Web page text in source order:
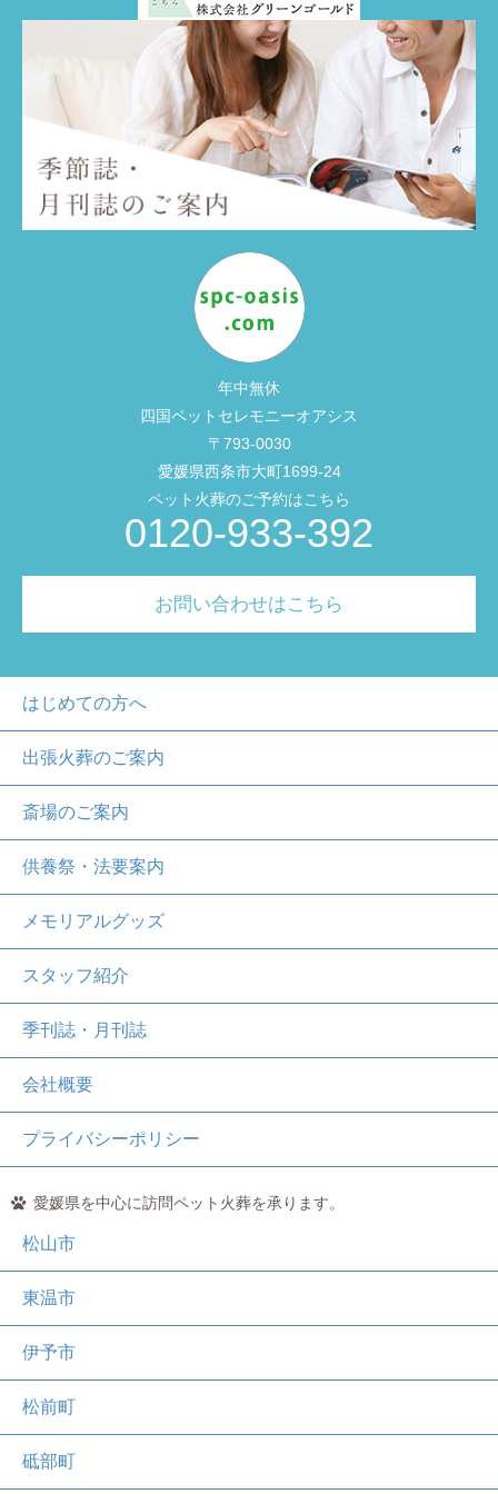
年中無休
四国ペットセレモニーオアシス
〒793-0030
愛媛県西条市大町1699-24
ペット火葬のご予約はこちら
0120-933-392
お問い合わせはこちら
はじめての方へ
出張火葬のご案内
斎場のご案内
供養祭・法要案内
メモリアルグッズ
スタッフ紹介
季刊誌・月刊誌
会社概要
プライバシーポリシー
愛媛県を中心に訪問ペット火葬を承ります。
松山市
東温市
伊予市
松前町
砥部町